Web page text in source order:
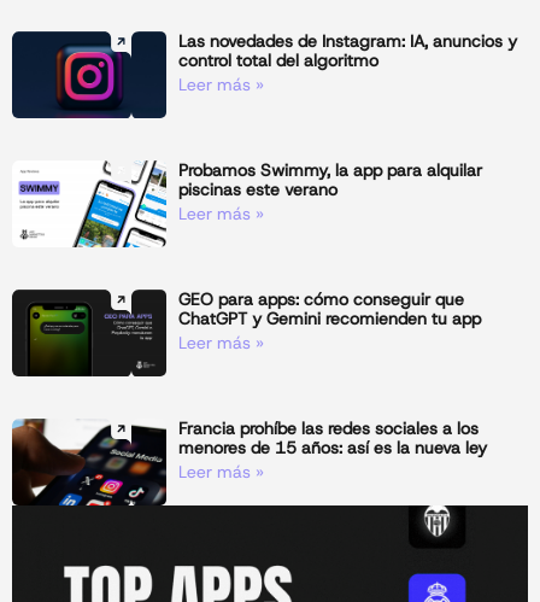
Las novedades de Instagram: IA, anuncios y
control total del algoritmo
Leer más »
Probamos Swimmy, la app para alquilar
piscinas este verano
Leer más »
GEO para apps: cómo conseguir que
ChatGPT y Gemini recomienden tu app
Leer más »
Francia prohíbe las redes sociales a los
menores de 15 años: así es la nueva ley
Leer más »